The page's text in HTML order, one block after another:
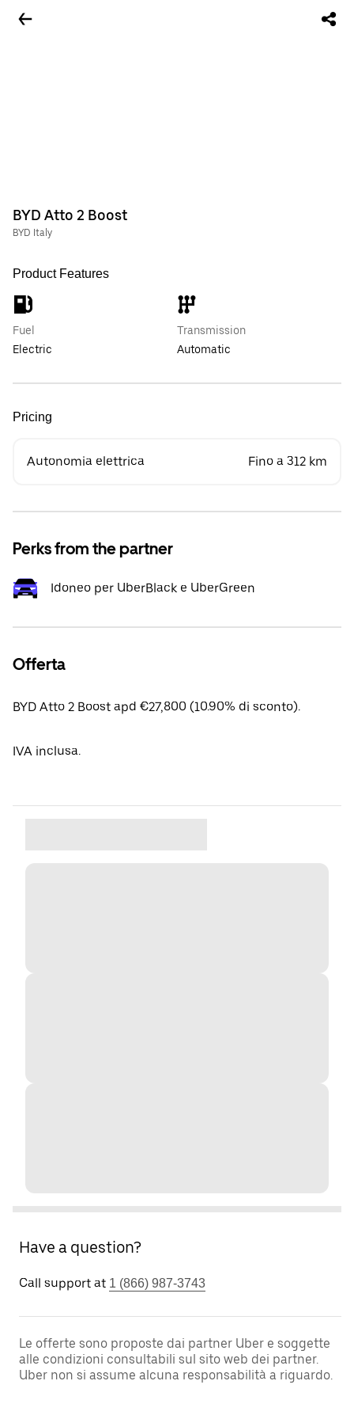
BYD Atto 2 Boost
BYD Italy
Product Features
Fuel
Electric
Transmission
Automatic
Pricing
Autonomia elettrica Fino a 312 km
Perks from the partner
Idoneo per UberBlack e UberGreen
Offerta
BYD Atto 2 Boost apd €27,800 (10.90% di sconto).
IVA inclusa.
Have a question?
Call support at 1 (866) 987-3743
Le offerte sono proposte dai partner Uber e soggette
alle condizioni consultabili sul sito web dei partner.
Uber non si assume alcuna responsabilità a riguardo.